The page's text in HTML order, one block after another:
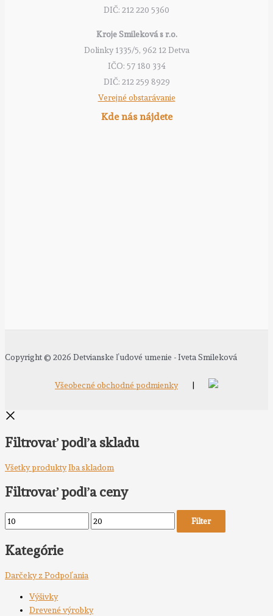
DIČ: 212 220 5360
Kroje Smileková s r.o.
Dolinky 1335/5, 962 12 Detva
IČO: 57 180 334
DIČ: 212 259 8929
Verejné obstarávanie
Kde nás nájdete
Copyright © 2026 Detvianske ľudové umenie - Iveta Smileková
Všeobecné obchodné podmienky |
Filtrovať podľa skladu
Všetky produktyIba skladom
Filtrovať podľa ceny
Filter
Kategórie
Darčeky z Podpoľania
Výšivky
Drevené výrobky